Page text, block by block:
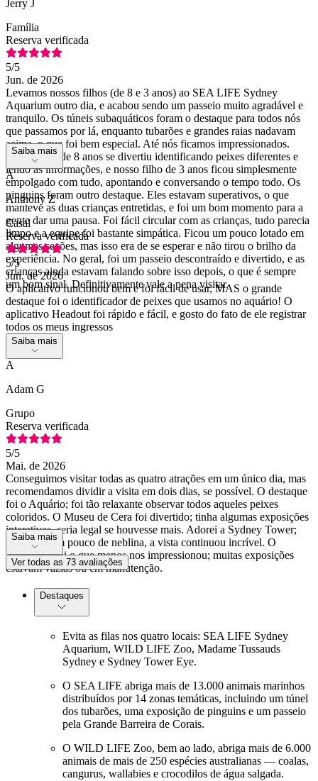
Jerry J
Família
Reserva verificada
5/5
Jun. de 2026
Levamos nossos filhos (de 8 e 3 anos) ao SEA LIFE Sydney
Aquarium outro dia, e acabou sendo um passeio muito agradável e
tranquilo. Os túneis subaquáticos foram o destaque para todos nós
que passamos por lá, enquanto tubarões e grandes raias nadavam
acima, o que foi bem especial. Até nós ficamos impressionados.
Nosso filho de 8 anos se divertiu identificando peixes diferentes e
lendo as informações, e nosso filho de 3 anos ficou simplesmente
empolgado com tudo, apontando e conversando o tempo todo. Os
pinguins foram outro destaque. Eles estavam superativos, o que
manteve as duas crianças entretidas, e foi um bom momento para a
gente dar uma pausa. Foi fácil circular com as crianças, tudo parecia
limpo e a equipe foi bastante simpática. Ficou um pouco lotado em
algumas seções, mas isso era de se esperar e não tirou o brilho da
experiência. No geral, foi um passeio descontraído e divertido, e as
crianças ainda estavam falando sobre isso depois, o que é sempre
um bom sinal. Definitivamente vale a pena visitar.
Saiba mais
A
Anthony Z
Casal
Reserva verificada
5/5
Jun. de 2026
O aplicativo funcionou bem e foi fácil de usar, MAS o grande
destaque foi o identificador de peixes que usamos no aquário! O
aplicativo Headout foi rápido e fácil, e gosto do fato de ele registrar
todos os meus ingressos
Saiba mais
A
Adam G
Grupo
Reserva verificada
5/5
Mai. de 2026
Conseguimos visitar todas as quatro atrações em um único dia, mas
recomendamos dividir a visita em dois dias, se possível. O destaque
foi o Aquário; foi tão relaxante observar todos aqueles peixes
coloridos. O Museu de Cera foi divertido; tinha algumas exposições
interativas, seria legal se houvesse mais. Adorei a Sydney Tower;
apesar de um pouco de neblina, a vista continuou incrível. O
Zoológico foi o que menos nos impressionou; muitas exposições
estavam vazias ou em manutenção.
Saiba mais
Ver todas as 73 avaliações
Destaques
Evita as filas nos quatro locais: SEA LIFE Sydney
Aquarium, WILD LIFE Zoo, Madame Tussauds
Sydney e Sydney Tower Eye.
O SEA LIFE abriga mais de 13.000 animais marinhos
distribuídos por 14 zonas temáticas, incluindo um túnel
dos tubarões, uma exposição de pinguins e um passeio
pela Grande Barreira de Corais.
O WILD LIFE Zoo, bem ao lado, abriga mais de 6.000
animais de mais de 250 espécies australianas — coalas,
cangurus, wallabies e crocodilos de água salgada.